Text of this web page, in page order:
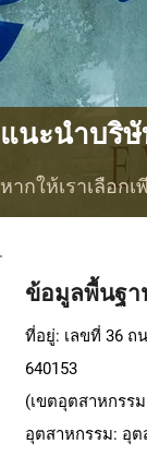
แนะนำบริ
หากให้เราเลือก
ข้อมูลพื้นฐา
ที่อยู่: เลขที่ 36 ถ
640153
(เขตอุตสาหกรร
อุตสาหกรรม: อุต